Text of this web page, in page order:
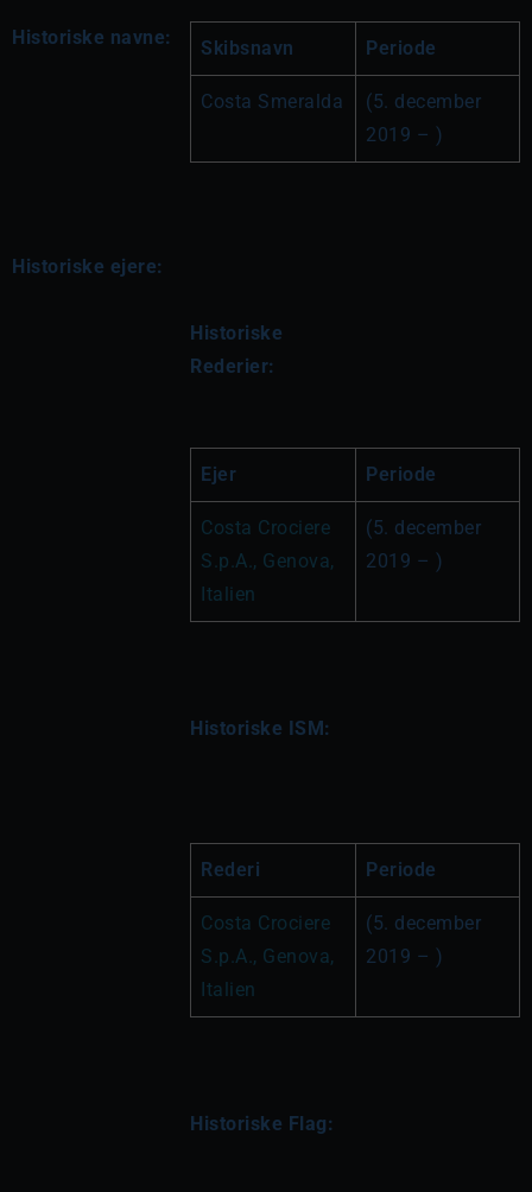
Historiske navne: Skibsnavn Periode
Costa Smeralda
(5. december
2019 – )
Historiske ejere:
Historiske
Rederier:
Ejer Periode
Costa Crociere
S.p.A., Genova,
Italien
(5. december
2019 – )
Historiske ISM:
Rederi Periode
Costa Crociere
S.p.A., Genova,
Italien
(5. december
2019 – )
Historiske Flag: